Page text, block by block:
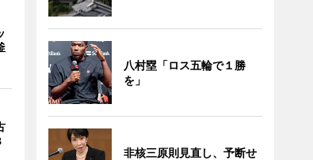
八村塁「ロス五輪で１勝
を」
非核三原則見直し、予断せ